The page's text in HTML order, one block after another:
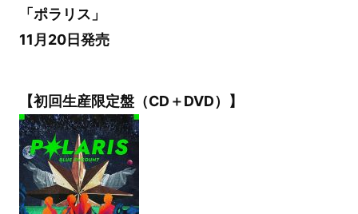
「ポラリス」
11月20日発売
【初回生産限定盤（CD＋DVD）】